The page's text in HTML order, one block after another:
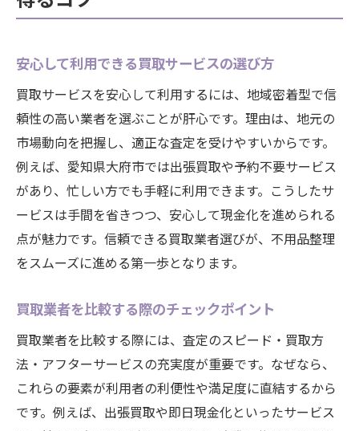
安心して利用できる買取サービスの選び方
買取サービスを安心して利用するには、地域密着型で信
頼性の高い業者を選ぶことが肝心です。理由は、地元の
市場動向を把握し、適正な査定を受けやすいからです。
例えば、愛知県大府市では出張買取や予約不要サービス
があり、忙しい方でも手軽に利用できます。こうしたサ
ービスは手間を省きつつ、安心して現金化を進められる
点が魅力です。信頼できる買取業者選びが、不用品整理
をスムーズに進める第一歩となります。
買取業者を比較する際のチェックポイント
買取業者を比較する際には、査定のスピード・買取方
法・アフターサービスの充実度が重要です。なぜなら、
これらの要素が利用者の利便性や満足度に直結するから
です。例えば、出張買取や即日現金化といったサービス